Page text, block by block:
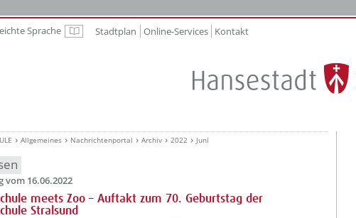
Sprache Leichte Sprache
Stadtplan Online-Services Kontakt
Allgemeines Nachrichtenportal Archiv 2022 Juni
vom 16.06.2022
meets Zoo – Auftakt zum 70. Geburtstag der
Stralsund